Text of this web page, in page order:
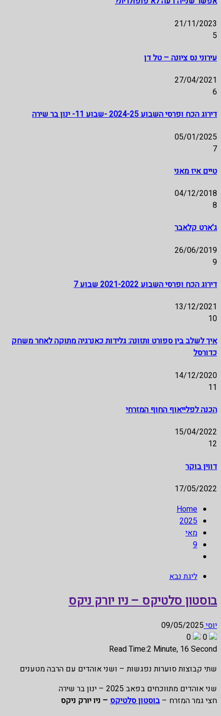
21/11/2023
5
עירוני נס ציונה – טל דן
27/04/2021
6
דירוג הכח ופרסי השבוע 2024-25 -שבוע 11- ינון בר שירה
05/01/2025
7
טיים איז מאני
04/12/2018
8
ג'ארט קלאבר
26/06/2019
9
דירוג הכח ופרסי השבוע 2021-2022 שבוע 7
13/12/2021
10
איך לשלב בין ספורט ותזונה: גלידות כאנרגיה מתוקה לאחר משחק
כדורסל
14/12/2020
11
הכנה לפלייאוף החוף המזרחי
15/04/2022
12
דווין בוקר
17/05/2022
Home
2025
מאי
9
ליגת נבא
בוסטון סלטיקס – ניו יורק ניקס
יוסי 09/05/2025
0
0
Read Time:2 Minute, 16 Second
שתי קבוצות סוערות נפגשות – ושני אוהדים עם הרבה מטענים
שני אוהדים מתווכחים בפאב 2025 – ינון בר שירה
חצי גמר המזרח – בוסטון סלטיקס – ניו יורק ניקס